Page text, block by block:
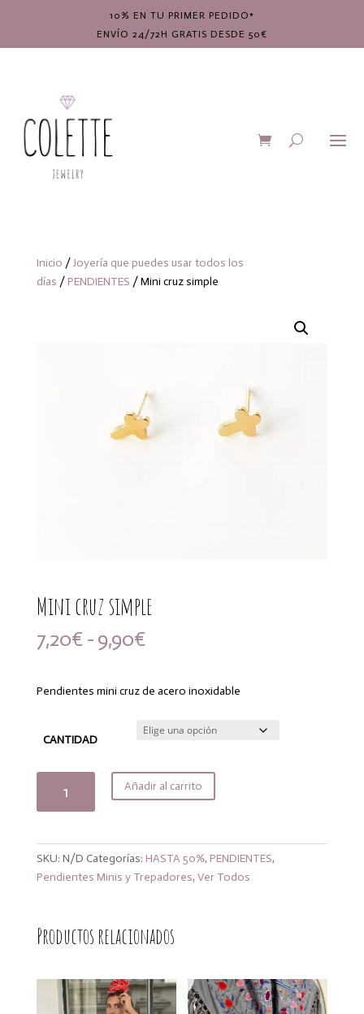
10% EN TU PRIMER PEDIDO*
ENVÍO 24/72H GRATIS DESDE 50€
Inicio /Joyería que puedes usar todos los
días / PENDIENTES / Mini cruz simple
Mini cruz simple
7,20€-9,90€Rango
desde
hasta
Pendientes mini cruz de acero inoxidable
CANTIDAD
Añadir al carrito
SKU: N/D Categorías: HASTA 50%, PENDIENTES,
Pendientes Minis y Trepadores, Ver Todos
Productos relacionados